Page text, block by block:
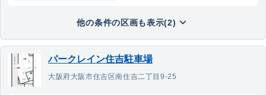
他の条件の区画も表示(2)
パークレイン住吉駐車場
大阪府大阪市住吉区南住吉二丁目9-25